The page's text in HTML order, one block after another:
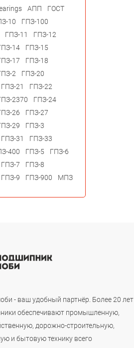
АПП
ГОСТ
10
ГПЗ-100
ГПЗ-11
ГПЗ-12
14
ГПЗ-15
17
ГПЗ-18
2
ГПЗ-20
ГПЗ-21
ГПЗ-22
2370
ГПЗ-24
26
ГПЗ-27
29
ГПЗ-3
ГПЗ-31
ГПЗ-33
400 ГПЗ-5
ГПЗ-6
ГПЗ-7
ГПЗ-8
ГПЗ-9 ГПЗ-900
МПЗ
- ваш удобный партнёр. Более 20 лет
обеспечивают промышленную,
дорожно-строительную,
и бытовую технику всего